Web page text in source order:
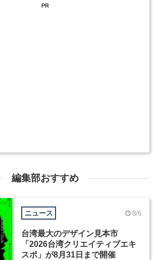
PR
編集部おすすめ
ニュース 8/6
台湾最大のデザイン見本市
「2026台湾クリエイティブエキ
スポ」が8月31日まで開催